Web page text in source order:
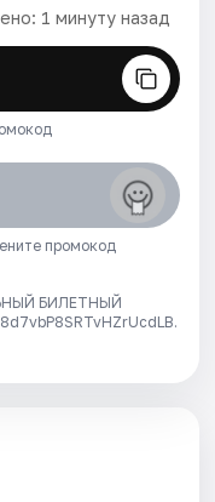
1 минуту назад
промокод
БИЛЕТНЫЙ